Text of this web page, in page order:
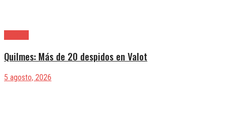
Quilmes: Más de 20 despidos en Valot
5 agosto, 2026